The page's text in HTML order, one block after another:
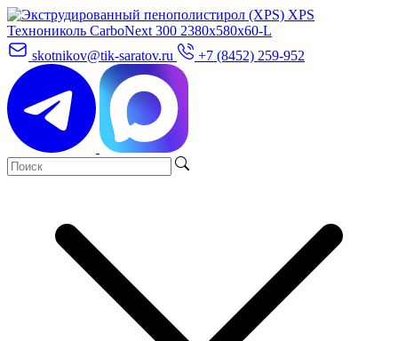
skotnikov@tik-saratov.ru +7 (8452) 259-952